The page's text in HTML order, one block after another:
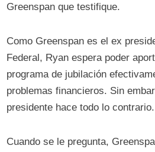
Greenspan que testifique.
Como Greenspan es el ex
Federal, Ryan espera poder
programa de jubilación
problemas financieros. Sin
presidente hace todo lo contrario.
Cuando se le pregunta,